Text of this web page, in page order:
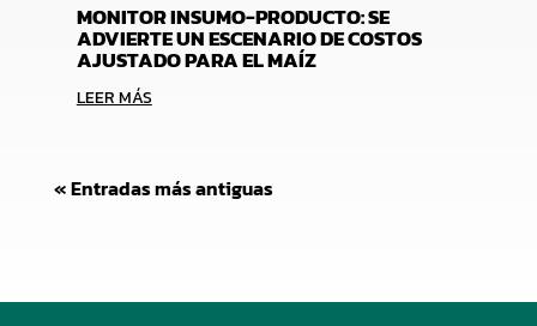
MONITOR INSUMO-PRODUCTO: SE
ADVIERTE UN ESCENARIO DE COSTOS
AJUSTADO PARA EL MAÍZ
LEER MÁS
« Entradas más antiguas